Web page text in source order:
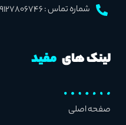
شماره تماس : ۰۹۱۲۷۸۰۶۷۴۶
لینک های مفید
صفحه اصلی